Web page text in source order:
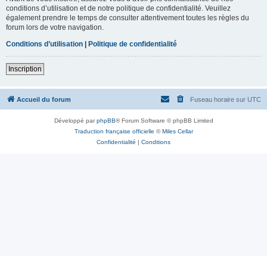
conditions d’utilisation et de notre politique de confidentialité. Veuillez
également prendre le temps de consulter attentivement toutes les règles du
forum lors de votre navigation.
Conditions d’utilisation | Politique de confidentialité
Inscription
Accueil du forum Fuseau horaire sur UTC
Développé parphpBB® Forum Software © phpBB Limited
Traduction française officielle ©Miles Cellar
Confidentialité | Conditions